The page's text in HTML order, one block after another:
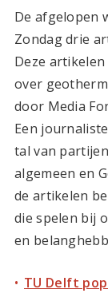
De afgelopen
Zondag drie
Deze
over
door Media
Een
tal van
algemeen en
de artikelen
die spelen bij
en
TU Delft